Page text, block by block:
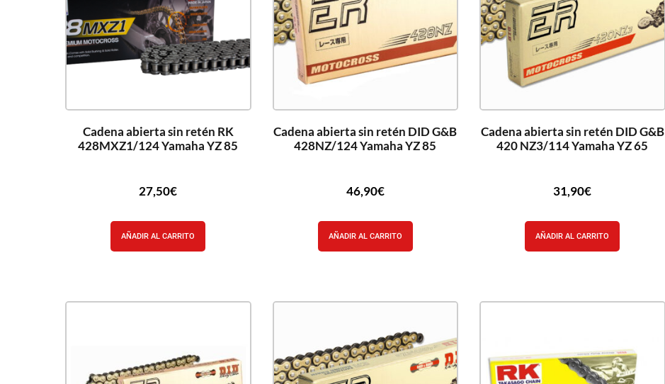
Cadena abierta sin retén RK
428MXZ1/124 Yamaha YZ 85
27,50€
AÑADIR AL CARRITO
Cadena abierta sin retén DID G&B
428NZ/124 Yamaha YZ 85
46,90€
AÑADIR AL CARRITO
Cadena abierta sin retén DID G&B
420 NZ3/114 Yamaha YZ 65
31,90€
AÑADIR AL CARRITO